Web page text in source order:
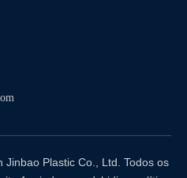
Jinbao Plastic Co., Ltd. Todos os